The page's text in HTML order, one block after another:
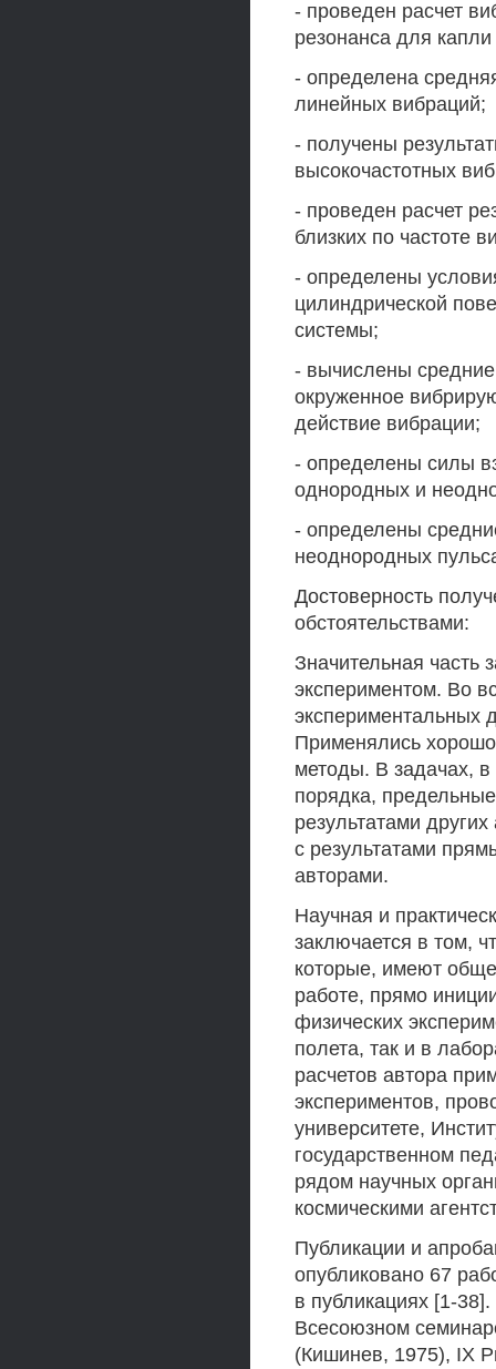
- проведен расчет
резонанса для
- определена
линейных вибраций;
- получены
высокочастотных
- проведен расчет
близких по частоте
- определены
цилиндрической
системы;
- вычислены
окруженное
действие вибрации;
- определены силы
однородных и
- определены
неоднородных
Достоверность
обстоятельствами:
Значительная часть
экспериментом. Во
экспериментальных
Применялись
методы. В задачах,
порядка,
результатами
с результатами
авторами.
Научная и
заключается в том,
которые, имеют
работе, прямо
физических
полета, так и в
расчетов автора
экспериментов,
университете,
государственном
рядом научных
космическими
Публикации и
опубликовано 67
в публикациях [1-
Всесоюзном
(Кишинев, 1975), IX